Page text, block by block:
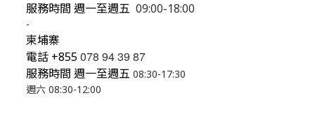
服務時間 週一至週五 09:00-18:00
-
柬埔寨
電話 +855078 94 39 87
服務時間 週一至週五 08:30-17:30
週六 08:30-12:00